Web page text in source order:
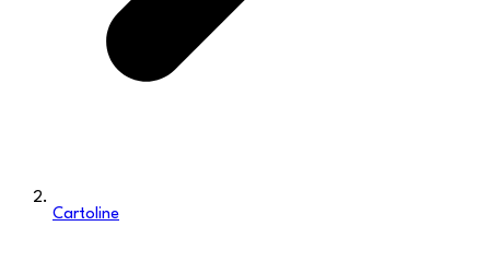
Cartoline